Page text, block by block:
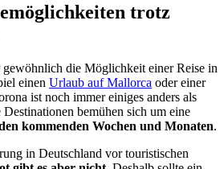
trotz
gewöhnlich die Möglichkeit einer Reise in
einen Urlaub auf Mallorca oder einer
ist noch immer einiges anders als
bemühen sich um eine
kommenden Wochen und Monaten.
in Deutschland vor touristischen